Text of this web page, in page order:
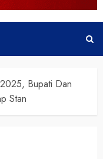
Bupati Dan
Stan